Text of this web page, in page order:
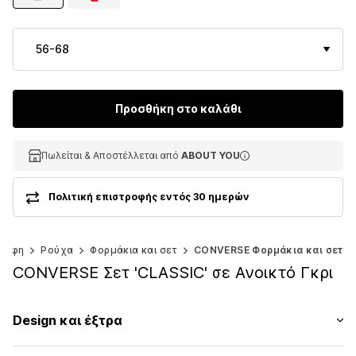
56-68
Προσθήκη στο καλάθι
Πωλείται & Αποστέλλεται από ABOUT YOU
Πωλείται & Αποστέλλεται από ABOUT YOU
Πωλείται & Αποστέλλεται από ABOUT YOU
Πολιτική επιστροφής εντός 30 ημερών
Ρούχα Φορμάκια και σετ CONVERSE Φορμάκια και σετ
CONVERSE Σετ 'CLASSIC' σε Ανοικτό Γκρι
Design και έξτρα